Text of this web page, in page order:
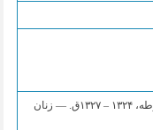
ایران — تاریخ — انقلاب مشروطه، ۱۳۲۴ – ۱۳۲۷ق. — زنان